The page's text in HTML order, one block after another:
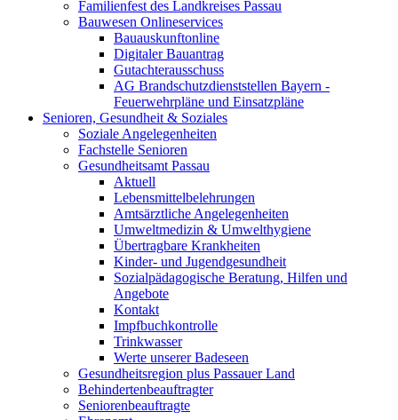
Familienfest des Landkreises Passau
Bauwesen Onlineservices
Bauauskunftonline
Digitaler Bauantrag
Gutachterausschuss
AG Brandschutzdienststellen Bayern -
Feuerwehrpläne und Einsatzpläne
Senioren, Gesundheit & Soziales
Soziale Angelegenheiten
Fachstelle Senioren
Gesundheitsamt Passau
Aktuell
Lebensmittelbelehrungen
Amtsärztliche Angelegenheiten
Umweltmedizin & Umwelthygiene
Übertragbare Krankheiten
Kinder- und Jugendgesundheit
Sozialpädagogische Beratung, Hilfen und
Angebote
Kontakt
Impfbuchkontrolle
Trinkwasser
Werte unserer Badeseen
Gesundheitsregion plus Passauer Land
Behindertenbeauftragter
Seniorenbeauftragte